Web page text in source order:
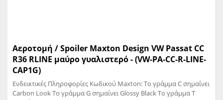
Αεροτομή / Spoiler Maxton Design VW Passat CC
R36 RLINE μαύρο γυαλιστερό - (VW-PA-CC-R-LINE-
CAP1G)
Ενδεικτικές Πληροφορίες Κωδικού Maxton: Το γράμμα C σημαίνει
Carbon Look Το γράμμα G σημαίνει Glossy Black Το γράμμα T